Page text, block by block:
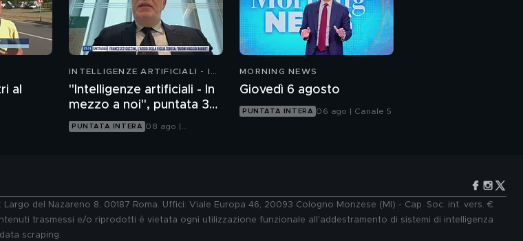
al
INTELLIGENZE ARTIFICIALI - IN
"Intelligenze artificiali - In
mezzo a noi", puntata 37:
la trasformazione del
viaggio
PUNTATA INTERA 08 ago |
MORNING NEWS
Giovedì 6 agosto
PUNTATA INTERA 06 ago | Canale 5
del Nazareno 8, 00187 Roma. Uffici: Viale Europa 46, 20093 Cologno Monzese (MI) - Cap. Soc. int. vers. €
trasmessi e/o riprodotti è vietata ogni utilizzazione funzionale all'addestramento di sistemi di intelligenza
scraping.